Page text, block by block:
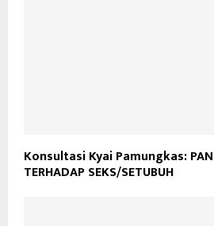
Konsultasi Kyai Pamungkas:
TERHADAP SEKS/SETUBUH